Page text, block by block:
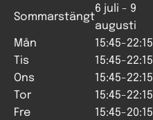
Sommarstängt
6 juli - 9
augusti
Mån
15:45-22:15
Tis
15:45-22:15
Ons
15:45-22:15
Tor
15:45-22:15
Fre
15:45-20:15